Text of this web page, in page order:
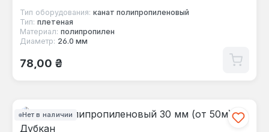
Тип оборудования: канат полипропиленовый
Тип: плетеная
Материал: полипропилен
Диаметр: 26.0 мм
Обычная цена:
78,00 ₴
Нет в наличии